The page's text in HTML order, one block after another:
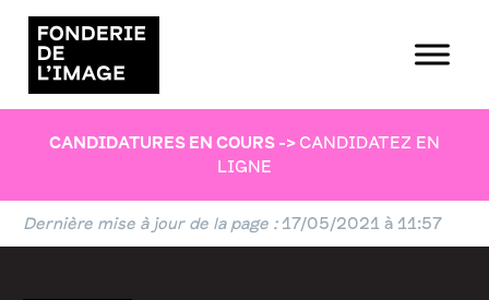
CANDIDATURES EN COURS -> CANDIDATEZ EN
LIGNE
Dernière mise à jour de la page : 17/05/2021 à 11:57